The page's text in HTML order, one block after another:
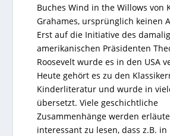
Buches Wind in the Willows von
Grahames, ursprünglich keinen
Erst auf die Initiative des
amerikanischen Präsidenten
Roosevelt wurde es in den USA
Heute gehört es zu den
Kinderliteratur und wurde in
übersetzt. Viele geschichtliche
Zusammenhänge werden
interessant zu lesen, dass z.B. in